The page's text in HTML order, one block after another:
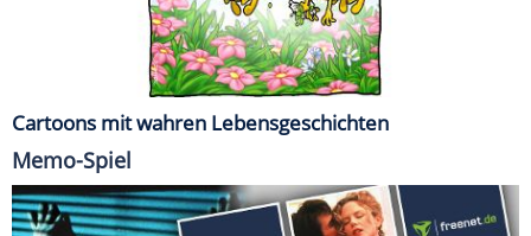
Cartoons mit wahren Lebensgeschichten
Memo-Spiel